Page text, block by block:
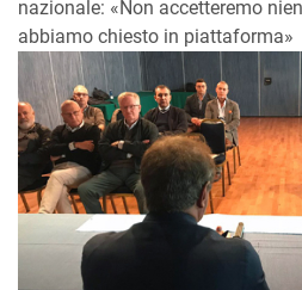
nazionale: «Non accetteremo
abbiamo chiesto in piattaforma»